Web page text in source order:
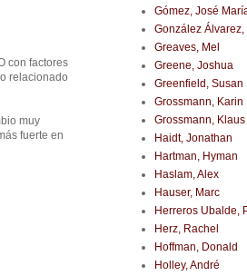
con factores
relacionado
muy
fuerte en
Gómez, José
González Álvarez,
Greaves, Mel
Greene, Joshua
Greenfield, Susan
Grossmann, Karin
Grossmann, Klaus
Haidt, Jonathan
Hartman, Hyman
Haslam, Alex
Hauser, Marc
Herreros Ubalde,
Herz, Rachel
Hoffman, Donald
Holley, André